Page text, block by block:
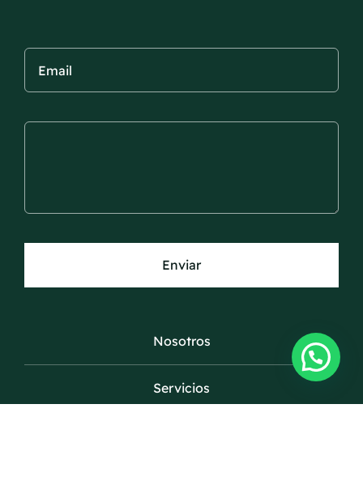
Enviar
Nosotros
Servicios